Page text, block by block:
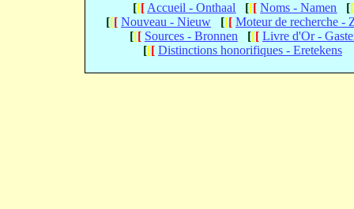
[[[ Accueil - Onthaal [[[ Noms - Namen [[
[[[ Nouveau - Nieuw [[[ Moteur de recherche -
[[[ Sources - Bronnen [[[ Livre d'Or -
[[[ Distinctions honorifiques - Eretekens